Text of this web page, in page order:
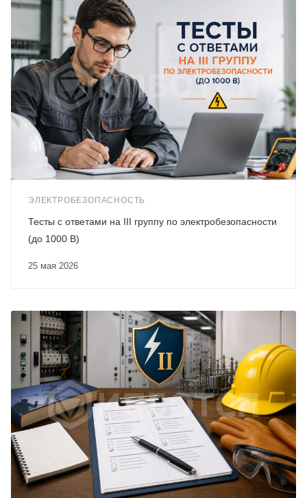
ЭЛЕКТРОБЕЗОПАСНОСТЬ
25 мая 2026
Тесты с ответами на III группу по электробезопасности
(до 1000 В)